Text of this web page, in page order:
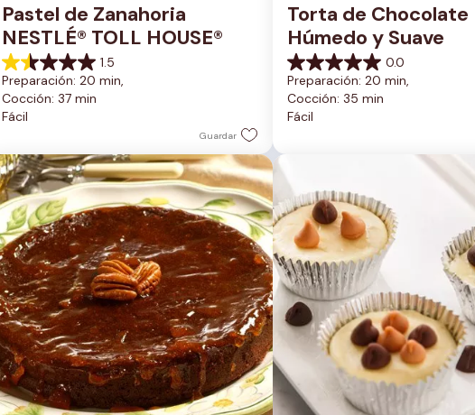
Pastel de Zanahoria
NESTLÉ® TOLL HOUSE®
1.5
1.5
de
5
estrellas.
reseñas
Preparación: 20 min,
Cocción: 37 min
Fácil
Guardar
Torta de Chocolate
Húmedo y Suave
0.0
0.0
de
5
estrellas.
Preparación: 20 min,
Cocción: 35 min
Fácil